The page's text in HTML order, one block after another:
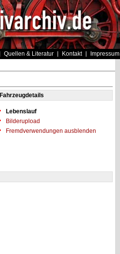
Quellen & Literatur Kontakt Impressum
Fahrzeugdetails
Lebenslauf
Bilderupload
Fremdverwendungen ausblenden